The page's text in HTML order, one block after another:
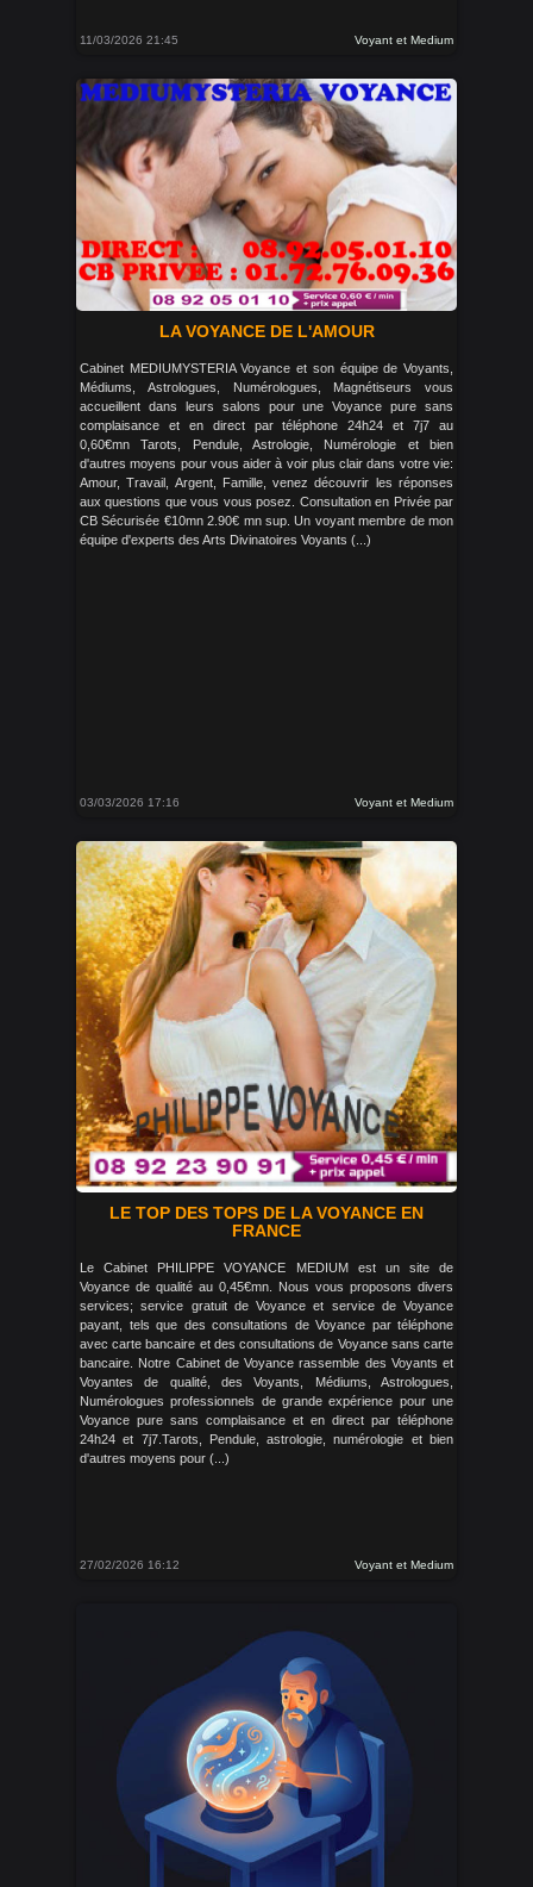
11/03/2026 21:45 Voyant et Medium
LA VOYANCE DE L'AMOUR
Cabinet MEDIUMYSTERIA Voyance et son équipe de Voyants,
Médiums, Astrologues, Numérologues, Magnétiseurs vous
accueillent dans leurs salons pour une Voyance pure sans
complaisance et en direct par téléphone 24h24 et 7j7 au
0,60€mn Tarots, Pendule, Astrologie, Numérologie et bien
d'autres moyens pour vous aider à voir plus clair dans votre vie:
Amour, Travail, Argent, Famille, venez découvrir les réponses
aux questions que vous vous posez. Consultation en Privée par
CB Sécurisée €10mn 2.90€ mn sup. Un voyant membre de mon
équipe d'experts des Arts Divinatoires Voyants (...)
03/03/2026 17:16 Voyant et Medium
LE TOP DES TOPS DE LA VOYANCE EN
FRANCE
Le Cabinet PHILIPPE VOYANCE MEDIUM est un site de
Voyance de qualité au 0,45€mn. Nous vous proposons divers
services; service gratuit de Voyance et service de Voyance
payant, tels que des consultations de Voyance par téléphone
avec carte bancaire et des consultations de Voyance sans carte
bancaire. Notre Cabinet de Voyance rassemble des Voyants et
Voyantes de qualité, des Voyants, Médiums, Astrologues,
Numérologues professionnels de grande expérience pour une
Voyance pure sans complaisance et en direct par téléphone
24h24 et 7j7.Tarots, Pendule, astrologie, numérologie et bien
d'autres moyens pour (...)
27/02/2026 16:12 Voyant et Medium